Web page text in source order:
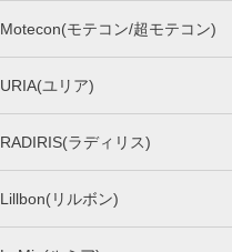
Motecon(モテコン/超モテコン)
URIA(ユリア)
RADIRIS(ラディリス)
Lillbon(リルボン)